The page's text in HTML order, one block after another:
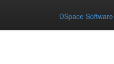
DSpace Software